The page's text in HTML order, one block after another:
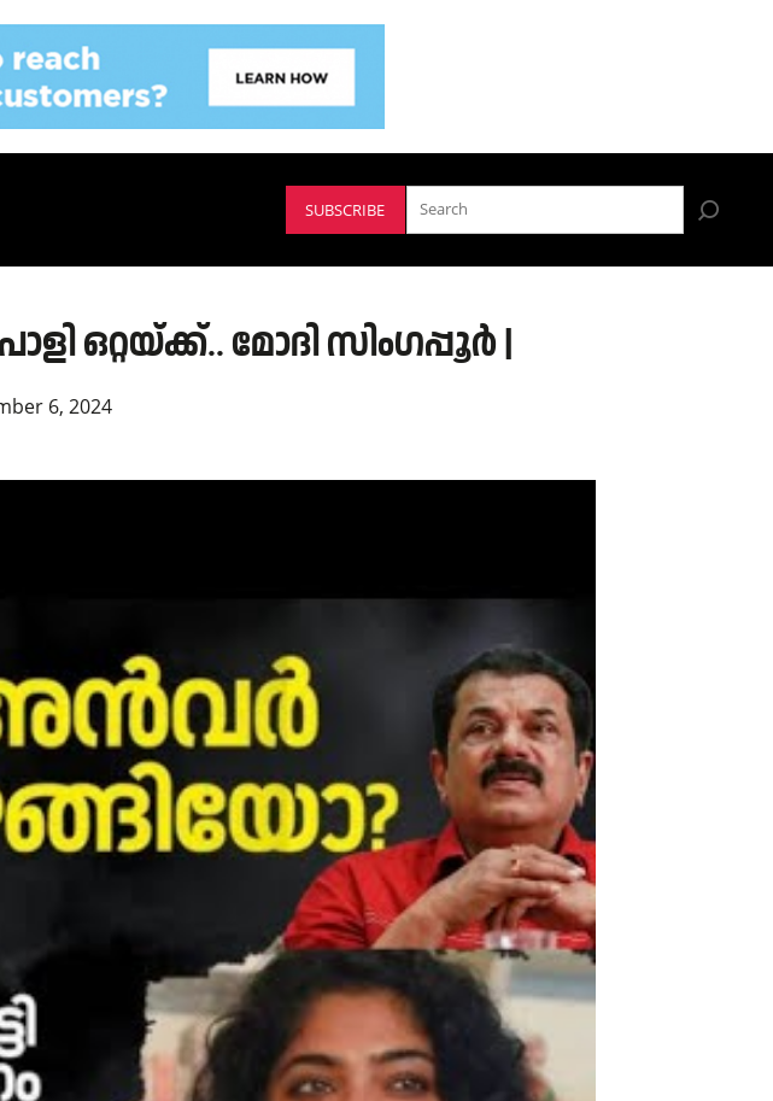
SUBSCRIBE
ഒറ്റയ്ക്ക്.. മോദി സിംഗപ്പൂർ |
6, 2024